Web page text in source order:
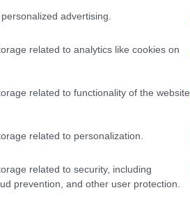
advertising.
related to analytics like cookies on
related to functionality of the website
related to personalization.
related to security, including
prevention, and other user protection.